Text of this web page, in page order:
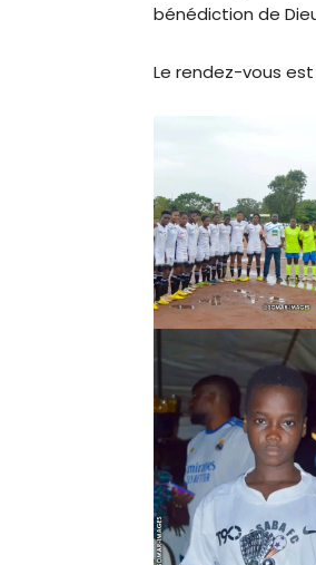
bénédiction de
Le rendez-vous